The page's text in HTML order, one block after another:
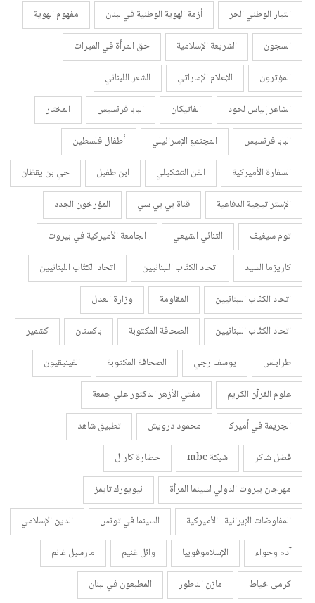
التيار الوطني الحر
أزمة الهوية الوطنية في لبنان
مفهوم الهوية
السجون
الشريعة الإسلامية
حق المرأة في الميراث
المؤثرون
الإعلام الإماراتي
الشعر اللبناني
الشاعر إلياس لحود
الفاتيكان البابا فرنسيس
المختار
البابا فرنسيس
المجتمع الإسرائيلي
أطفال فلسطين
السفارة الأميركية
الفن التشكيلي ابن طفيل
حي بن يقظان
الإستراتيجية الدفاعية
قناة بي بي سي
المؤرخون الجدد
توم سيغيف
الثنائي الشيعي
الجامعة الأميركية في بيروت
كاريزما السيد
اتحاد الكتّاب اللبنانيين
اتحاد الكتّاب اللبنانيين
اتحاد الكتّاب اللبنانيين
المقاومة
وزارة العدل
اتحاد الكتّاب اللبنانيين
الصحافة المكتوبة باكستان
كشمير
طرابلس
يوسف رجي الصحافة المكتوبة
الفينيقيون
علوم القرآن الكريم
مفتي الأزهر الدكتور علي جمعة
الجريمة في أميركا
محمود درويش
تطبيق شاهد
فضل شاكر
شبكة mbc
حضارة كارال
مهرجان بيروت الدولي لسينما المرأة
نيويورك تايمز
المفاوضات الإيرانية- الأميركية
السينما في تونس
الدين الإسلامي
آدم وحواء
الإسلاموفوبيا وائل غنيم
مارسيل غانم
كرمى خياط
مازن الناطور المطبعون في لبنان